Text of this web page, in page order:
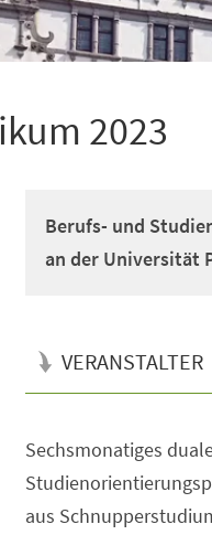
2023
Berufs- und
an der Universität
VERANSTALTER
Sechsmonatiges
aus